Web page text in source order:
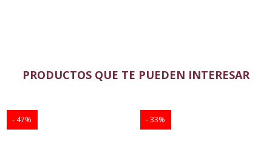
PRODUCTOS QUE TE PUEDEN INTERESAR
47 33